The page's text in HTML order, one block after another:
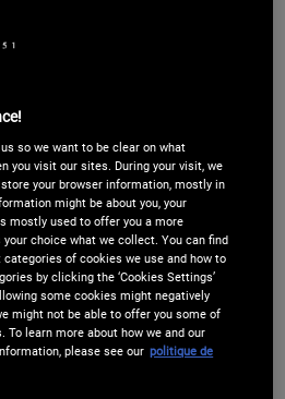
à l'ensemble de la peau de
Or, il arrive parfois que les pores
ils s'élargissent et
ce sont les fameux pores dilatés.
représentent toutefois une
leur aspect souvent jugé
pores dilatés sont une porte
d'imperfections plus prononcées
boutons rouges et lespoints
pores dilatés ?
so we want to be clear on what
you visit our sites. During your visit, we
your browser information, mostly in
might be about you, your
mostly used to offer you a more
your choice what we collect. You can find
of cookies we use and how to
by clicking the ‘Cookies Settings’
some cookies might negatively
might not be able to offer you some of
learn more about how we and our
please see our politique de